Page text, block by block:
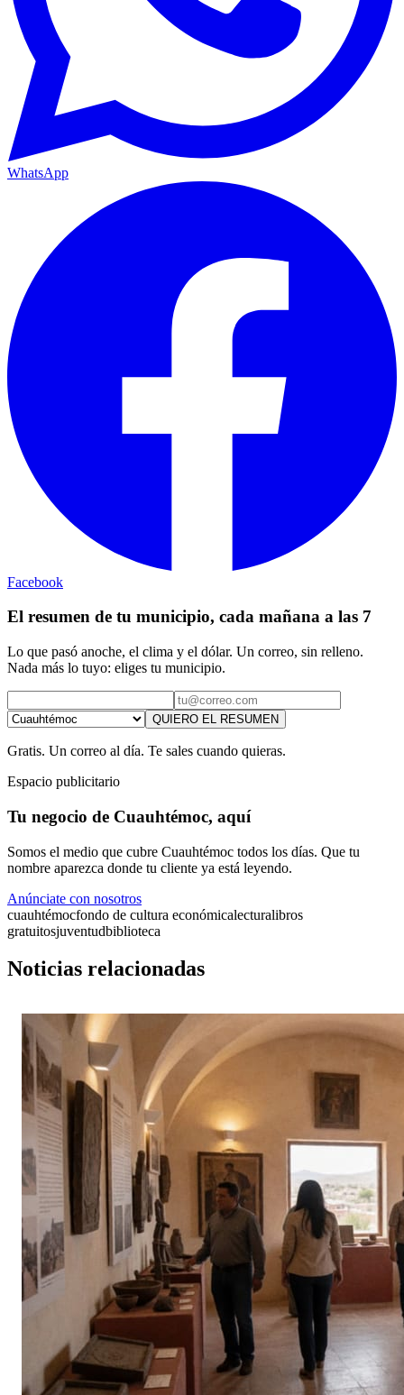
WhatsApp
Facebook
El resumen de tu municipio, cada mañana a las 7
Lo que pasó anoche, el clima y el dólar. Un correo, sin relleno.
Nada más lo tuyo: eliges tu municipio.
QUIERO EL RESUMEN
Gratis. Un correo al día. Te sales cuando quieras.
Espacio publicitario
Tu negocio de Cuauhtémoc, aquí
Somos el medio que cubre Cuauhtémoc todos los días. Que tu
nombre aparezca donde tu cliente ya está leyendo.
Anúnciate con nosotros
cuauhtémocfondo de cultura económicalecturalibros
gratuitosjuventudbiblioteca
Noticias relacionadas